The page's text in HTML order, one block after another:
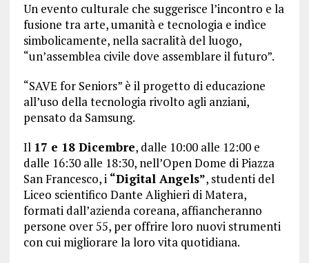
Un evento culturale che suggerisce l’incontro e la
fusione tra arte, umanità e tecnologia e indìce
simbolicamente, nella sacralità del luogo,
“un’assemblea civile dove assemblare il futuro”.
“SAVE for Seniors” è il progetto di educazione
all’uso della tecnologia rivolto agli anziani,
pensato da Samsung.
Il 17 e 18 Dicembre, dalle 10:00 alle 12:00 e
dalle 16:30 alle 18:30, nell’Open Dome di Piazza
San Francesco, i “Digital Angels”, studenti del
Liceo scientifico Dante Alighieri di Matera,
formati dall’azienda coreana, affiancheranno
persone over 55, per offrire loro nuovi strumenti
con cui migliorare la loro vita quotidiana.